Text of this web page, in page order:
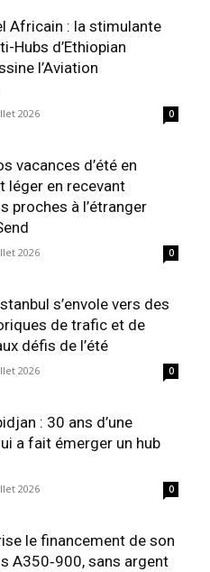
Africain : la stimulante
Hubs d’Ethiopian
l’Aviation
2026 0
vacances d’été en
léger en recevant
proches à l’étranger
2026 0
s’envole vers des
de trafic et de
défis de l’été
2026 0
: 30 ans d’une
a fait émerger un hub
2026 0
le financement de son
A350‑900, sans argent